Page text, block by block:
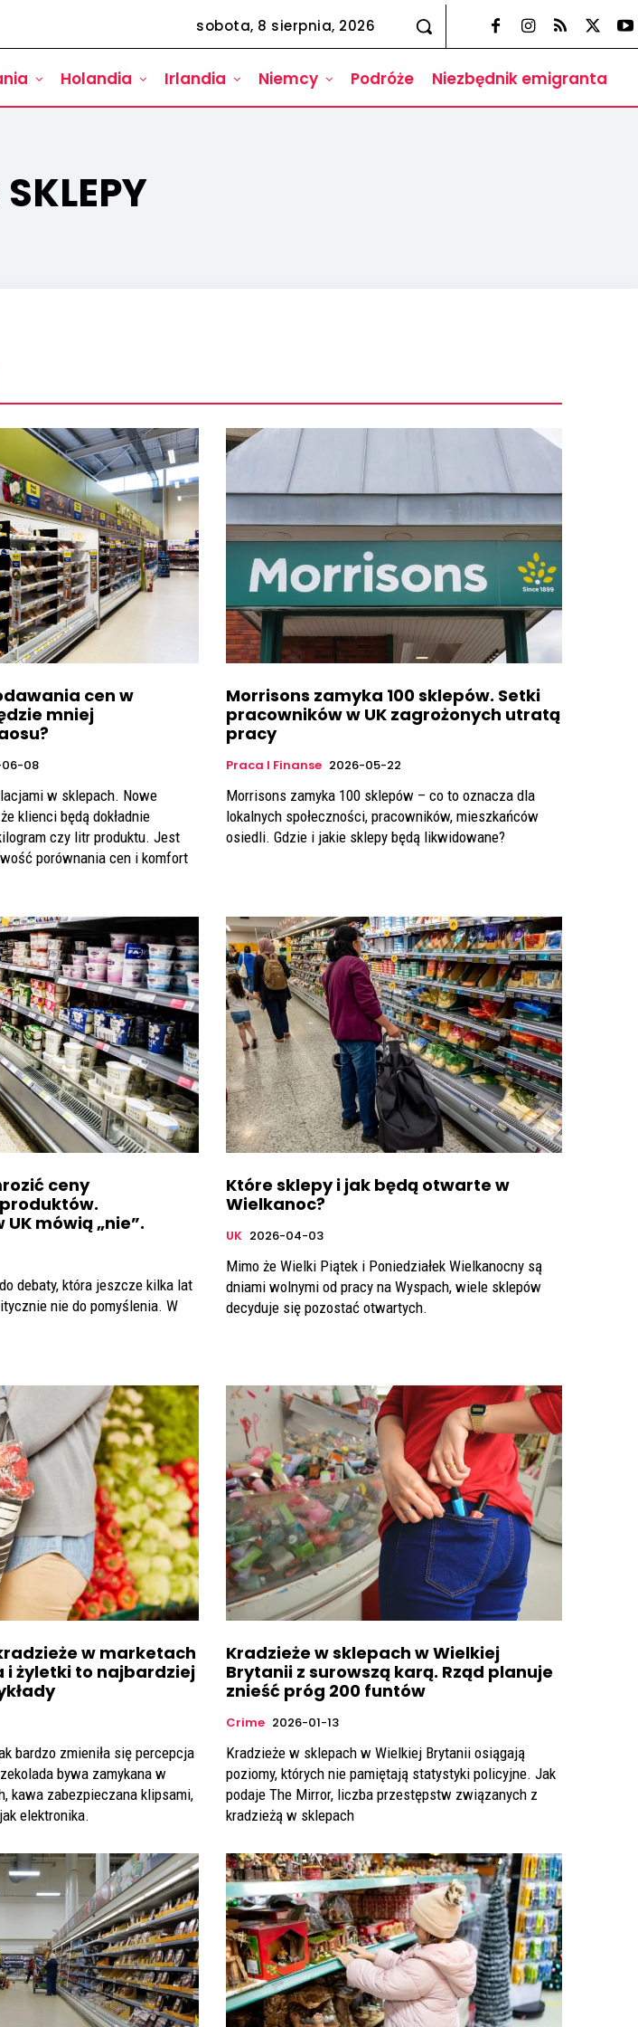
sobota, 8 sierpnia, 2026
Holandia Irlandia Niemcy Podróże Niezbędnik emigranta
SKLEPY
cen w
mniej
08
w sklepach. Nowe
klienci będą dokładnie
czy litr produktu. Jest
porównania cen i komfort
Morrisons zamyka 100 sklepów. Setki
pracowników w UK zagrożonych utratą
pracy
Praca I Finanse 2026-05-22
Morrisons zamyka 100 sklepów – co to oznacza dla
lokalnych społeczności, pracowników, mieszkańców
osiedli. Gdzie i jakie sklepy będą likwidowane?
ceny
mówią „nie”.
debaty, która jeszcze kilka lat
nie do pomyślenia. W
Które sklepy i jak będą otwarte w
Wielkanoc?
UK 2026-04-03
Mimo że Wielki Piątek i Poniedziałek Wielkanocny są
dniami wolnymi od pracy na Wyspach, wiele sklepów
decyduje się pozostać otwartych.
w marketach
i żyletki to najbardziej
bardzo zmieniła się percepcja
bywa zamykana w
kawa zabezpieczana klipsami,
elektronika.
Kradzieże w sklepach w Wielkiej
Brytanii z surowszą karą. Rząd planuje
znieść próg 200 funtów
Crime 2026-01-13
Kradzieże w sklepach w Wielkiej Brytanii osiągają
poziomy, których nie pamiętają statystyki policyjne. Jak
podaje The Mirror, liczba przestępstw związanych z
kradzieżą w sklepach